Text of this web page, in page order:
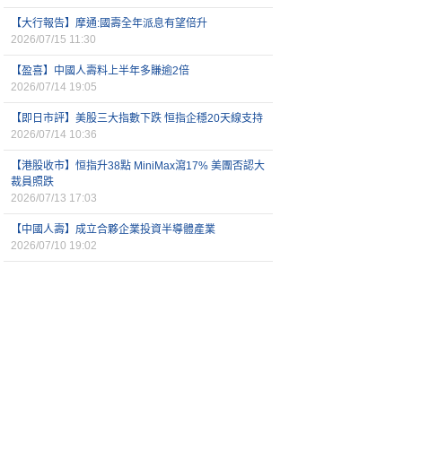
【大行報告】摩通:國壽全年派息有望倍升
2026/07/15 11:30
【盈喜】中國人壽料上半年多賺逾2倍
2026/07/14 19:05
【即日市評】美股三大指數下跌 恒指企穩20天線支持
2026/07/14 10:36
【港股收市】恒指升38點 MiniMax瀉17% 美團否認大
裁員照跌
2026/07/13 17:03
【中國人壽】成立合夥企業投資半導體產業
2026/07/10 19:02